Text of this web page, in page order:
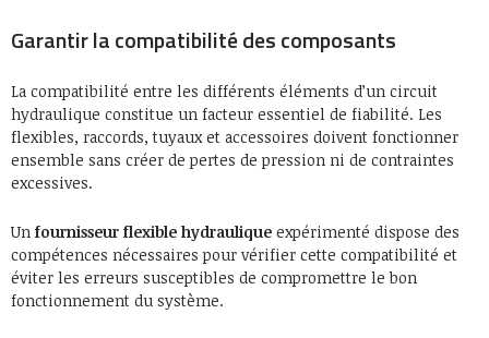
Garantir la compatibilité des composants
La compatibilité entre les différents éléments d’un circuit
hydraulique constitue un facteur essentiel de fiabilité. Les
flexibles, raccords, tuyaux et accessoires doivent fonctionner
ensemble sans créer de pertes de pression ni de contraintes
excessives.
Un fournisseur flexible hydraulique expérimenté dispose des
compétences nécessaires pour vérifier cette compatibilité et
éviter les erreurs susceptibles de compromettre le bon
fonctionnement du système.